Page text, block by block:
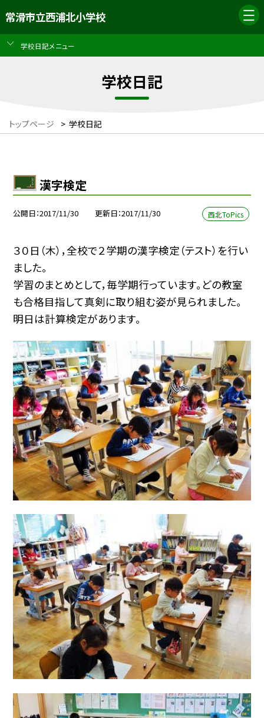
常滑市立西浦北小学校
学校日記メニュー
学校日記
トップページ > 学校日記
漢字検定
公開日 2017/11/30 更新日 2017/11/30 西北ToPics
３０日（木），全校で２学期の漢字検定（テスト）を行い
ました。
学習のまとめとして，毎学期行っています。どの教室
も合格目指して真剣に取り組む姿が見られました。
明日は計算検定があります。